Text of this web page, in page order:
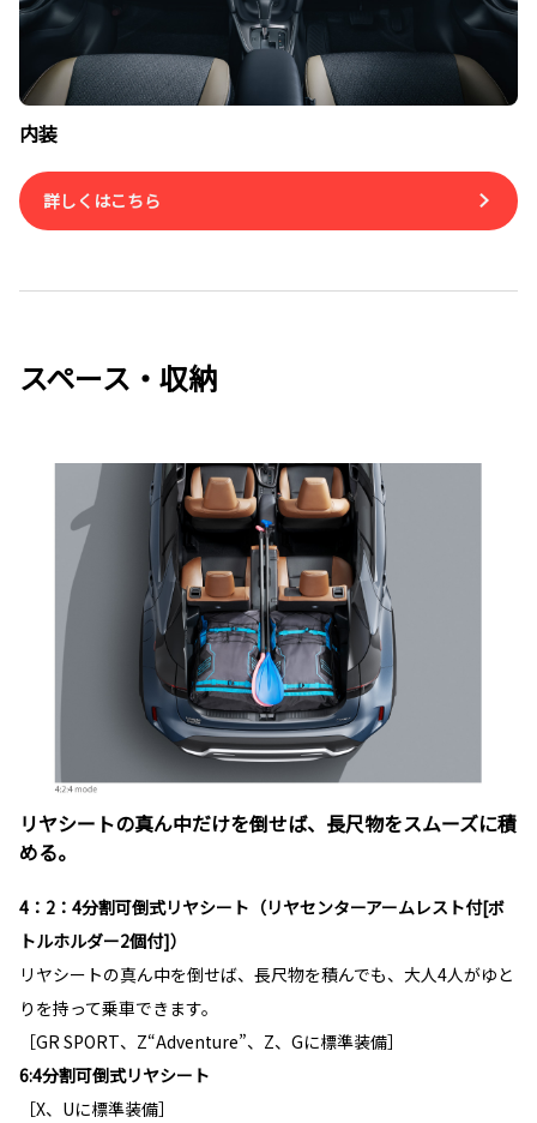
内装
詳しくはこちら
スペース・収納
リヤシートの真ん中だけを倒せば、長尺物をスムーズに積
める。
4：2：4分割可倒式リヤシート（リヤセンターアームレスト付[ボ
トルホルダー2個付]）
リヤシートの真ん中を倒せば、長尺物を積んでも、大人4人がゆと
りを持って乗車できます。
［GR SPORT、Z“Adventure”、Z、Gに標準装備］
6:4分割可倒式リヤシート
［X、Uに標準装備］